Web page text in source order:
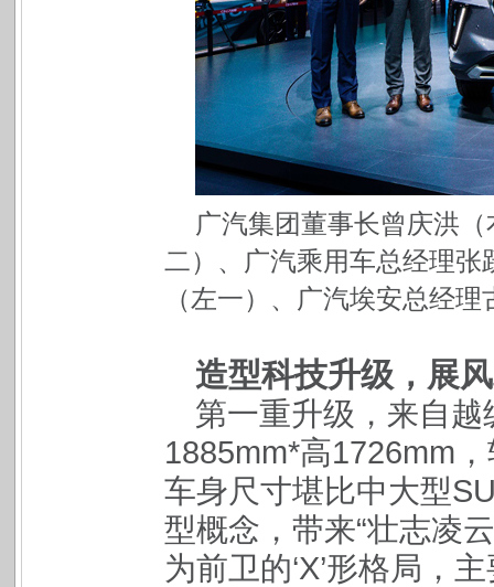
广汽集团董事长曾庆洪
二）、广汽乘用车总经理
（左一）、广汽埃安总经
造型科技升级，展
第一重升级，来自
1885mm*高1726mm
车身尺寸堪比中大型
型概念，带来“壮志凌
为前卫的‘X’形格局，